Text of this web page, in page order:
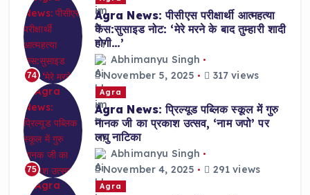
74
Agra News: पीसीएस परीक्षार्थी आत्महत्या
केस:सुसाइड नोट: ‘मेरे मरने के बाद तुम्हारी शादी
होगी…’
Abhimanyu Singh
November 5, 2025
317 views
75
Agra
Agra News: प्रिल्यूड पब्लिक स्कूल में गुरु
नानक जी का प्रकाश उत्सव, ‘नाम जपो’ पर
लघु नाटिका
Abhimanyu Singh
November 4, 2025
291 views
Agra